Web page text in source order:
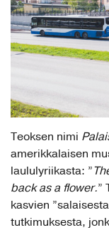
Teoksen nimi
amerikkalaisen
laululyriikasta: ”
back as a flower.”
kasvien
tutkimuksesta,